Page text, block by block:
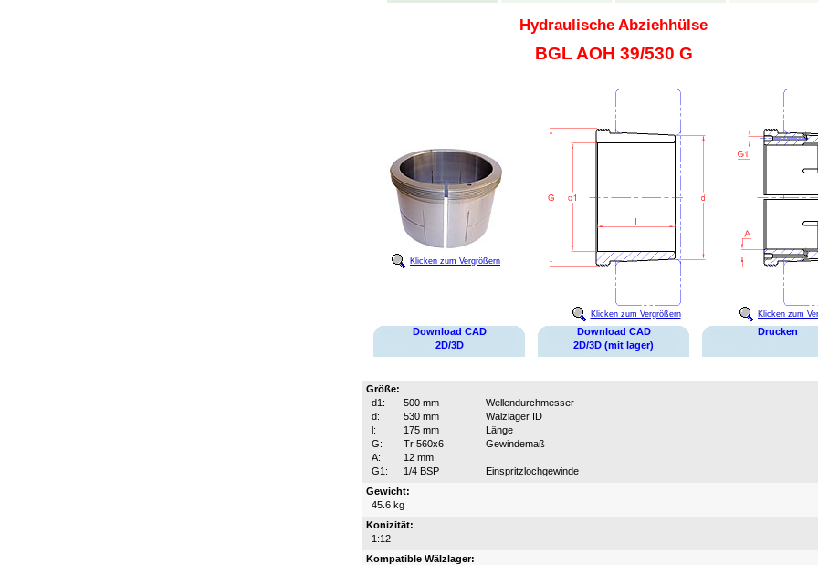
Hydraulische Abziehhülse
BGL AOH 39/530 G
Klicken zum Vergrößern
Klicken zum Vergrößern Klicken zum
Download CAD
2D/3D
Download CAD
2D/3D (mit lager)
Drucken
Größe:
d1:
500 mm
Wellendurchmesser
d:
530 mm
Wälzlager ID
l:
175 mm
Länge
G:
Tr 560x6
Gewindemaß
A:
12 mm
G1:
1/4 BSP
Einspritzlochgewinde
Gewicht:
45.6 kg
Konizität:
1:12
Kompatible Wälzlager: